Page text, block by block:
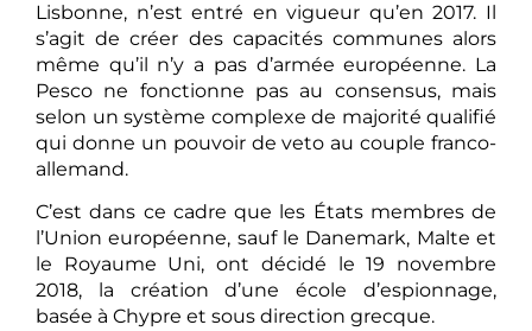
Lisbonne, n’est entré en vigueur qu’en 2017. Il
s’agit de créer des capacités communes alors
même qu’il n’y a pas d’armée européenne. La
Pesco ne fonctionne pas au consensus, mais
selon un système complexe de majorité qualifié
qui donne un pouvoir de veto au couple franco-
allemand.
C’est dans ce cadre que les États membres de
l’Union européenne, sauf le Danemark, Malte et
le Royaume Uni, ont décidé le 19 novembre
2018, la création d’une école d’espionnage,
basée à Chypre et sous direction grecque.